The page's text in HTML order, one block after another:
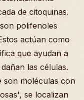
de citoquinas.
polifenoles
actúan como
que ayudan a
las células.
son moléculas con
se localizan